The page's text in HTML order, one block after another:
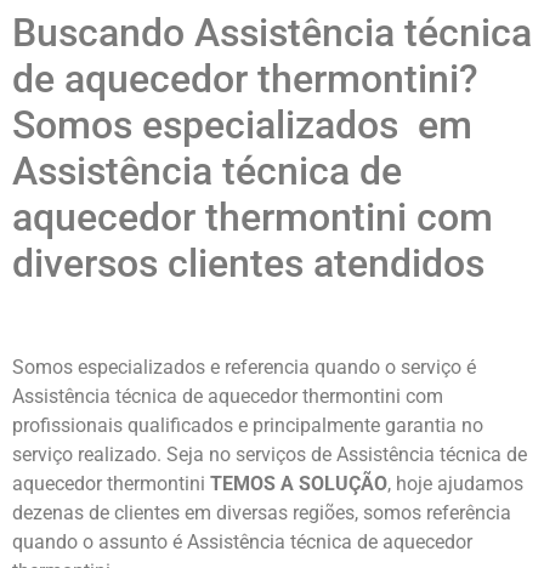
Buscando Assistência técnica
de aquecedor thermontini?
Somos especializados em
Assistência técnica de
aquecedor thermontini com
diversos clientes atendidos
Somos especializados e referencia quando o serviço é
Assistência técnica de aquecedor thermontini com
profissionais qualificados e principalmente garantia no
serviço realizado. Seja no serviços de Assistência técnica de
aquecedor thermontini TEMOS A SOLUÇÃO, hoje ajudamos
dezenas de clientes em diversas regiões, somos referência
quando o assunto é Assistência técnica de aquecedor